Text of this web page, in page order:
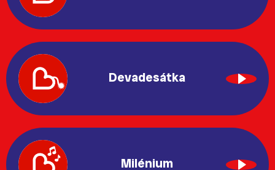
Devadesátka
Milénium